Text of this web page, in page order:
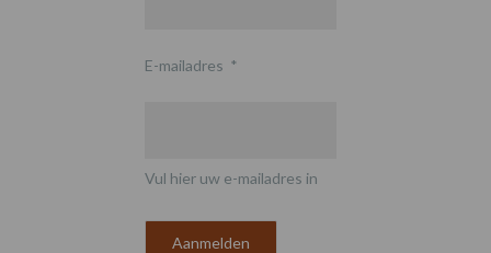
E-mailadres *
Vul hier uw e-mailadres in